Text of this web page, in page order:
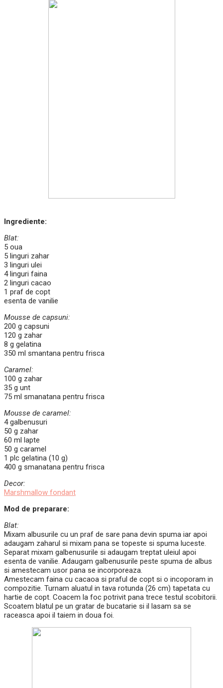
Ingrediente:
Blat:
5 oua
5 linguri zahar
3 linguri ulei
4 linguri faina
2 linguri cacao
1 praf de copt
esenta de vanilie
Mousse de capsuni:
200 g capsuni
120 g zahar
8 g gelatina
350 ml smantana pentru frisca
Caramel:
100 g zahar
35 g unt
75 ml smanatana pentru frisca
Mousse de caramel:
4 galbenusuri
50 g zahar
60 ml lapte
50 g caramel
1 plc gelatina (10 g)
400 g smanatana pentru frisca
Decor:
Marshmallow fondant
Mod de preparare:
Blat:
Mixam albusurile cu un praf de sare pana devin spuma iar apoi
adaugam zaharul si mixam pana se topeste si spuma luceste.
Separat mixam galbenusurile si adaugam treptat uleiul apoi
esenta de vanilie. Adaugam galbenusurile peste spuma de albus
si amestecam usor pana se incorporeaza.
Amestecam faina cu cacaoa si praful de copt si o incoporam in
compozitie. Turnam aluatul in tava rotunda (26 cm) tapetata cu
hartie de copt. Coacem la foc potrivit pana trece testul scobitorii.
Scoatem blatul pe un gratar de bucatarie si il lasam sa se
raceasca apoi il taiem in doua foi.